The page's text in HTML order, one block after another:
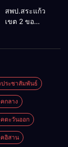
เคลื่อน RT,
NT, O-NET
สพป.สระแก้ว
เขต 2 ขอ
ระชาสัมพันธ์
กลาง
ตะวันออก
อิสาน